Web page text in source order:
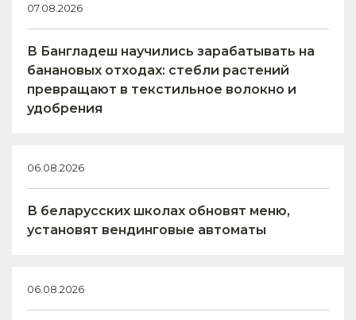
07.08.2026
В Бангладеш научились зарабатывать на
банановых отходах: стебли растений
превращают в текстильное волокно и
удобрения
06.08.2026
В беларусских школах обновят меню,
установят вендинговые автоматы
06.08.2026